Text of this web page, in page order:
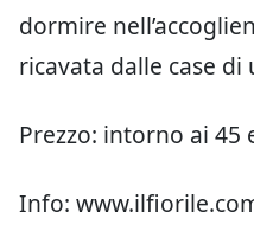
dormire
ricavata dalle case di
Prezzo: intorno ai 45
Info: